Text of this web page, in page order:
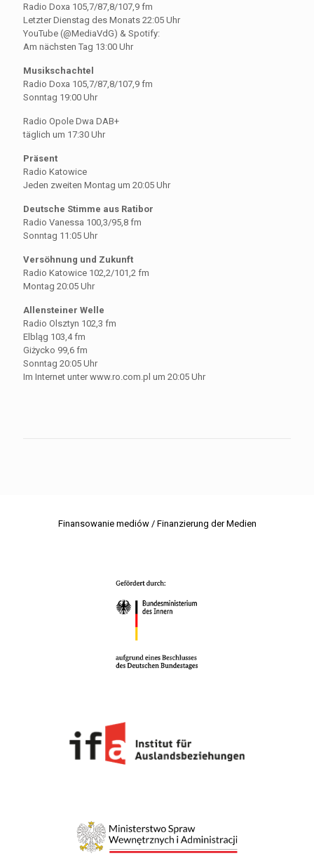
Radio Doxa 105,7/87,8/107,9 fm
Letzter Dienstag des Monats 22:05 Uhr
YouTube (@MediaVdG) & Spotify:
Am nächsten Tag 13:00 Uhr
Musikschachtel
Radio Doxa 105,7/87,8/107,9 fm
Sonntag 19:00 Uhr
Radio Opole Dwa DAB+
täglich um 17:30 Uhr
Präsent
Radio Katowice
Jeden zweiten Montag um 20:05 Uhr
Deutsche Stimme aus Ratibor
Radio Vanessa 100,3/95,8 fm
Sonntag 11:05 Uhr
Versöhnung und Zukunft
Radio Katowice 102,2/101,2 fm
Montag 20:05 Uhr
Allensteiner Welle
Radio Olsztyn 102,3 fm
Elbląg 103,4 fm
Giżycko 99,6 fm
Sonntag 20:05 Uhr
Im Internet unter www.ro.com.pl um 20:05 Uhr
Finansowanie mediów / Finanzierung der Medien